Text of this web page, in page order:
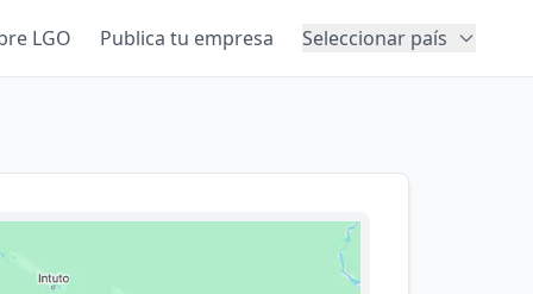
LGO Publica tu empresa Seleccionar país